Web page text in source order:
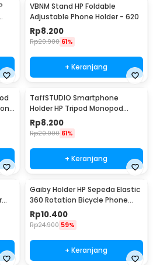
VBNM Stand HP Foldable
Adjustable Phone Holder - 620
Rp8.200
Rp20.900 61%
+ Keranjang
TaffSTUDIO Smartphone
Holder HP Tripod Monopod
Clamp Mount 1/4 Thread -
F360
Rp8.200
Rp20.900 61%
+ Keranjang
Gaiby Holder HP Sepeda Elastic
360 Rotation Bicycle Phone
Holder - B07
Rp10.400
Rp24.900 59%
+ Keranjang